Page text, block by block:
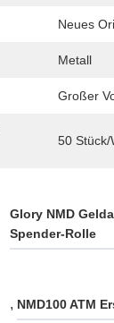
Neues
Metall
Großer
50 Stück/
Glory NMD
Spender-Rolle
, NMD100 ATM